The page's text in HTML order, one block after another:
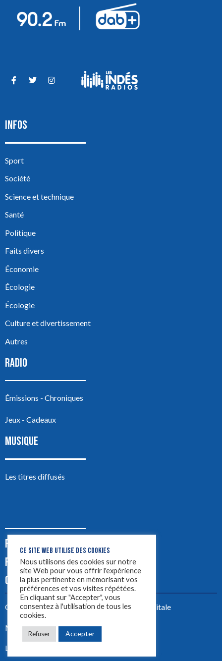
INFOS
Sport
Société
Science et technique
Santé
Politique
Faits divers
Économie
Écologie
Écologie
Culture et divertissement
Autres
RADIO
Émissions - Chroniques
Jeux - Cadeaux
MUSIQUE
Les titres diffusés
PODCASTS
PUB
CONTACT
Créez votre site avecYellowtie – Agence Digitale
Mentions légales
LYON 1ère 2023 ©
CE SITE WEB UTILISE DES COOKIES
Nous utilisons des cookies sur notre
site Web pour vous offrir l'expérience
la plus pertinente en mémorisant vos
préférences et vos visites répétées.
En cliquant sur "Accepter", vous
consentez à l'utilisation de tous les
cookies.
Refuser Accepter